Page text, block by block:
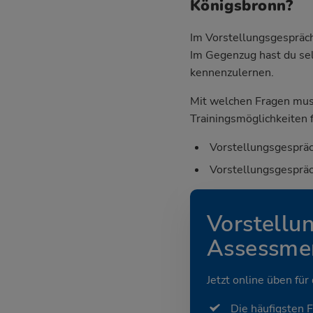
Königsbronn?
Im
Im Gegenzug hast du
kennenzulernen.
Mit welchen Fragen
Trainingsmöglichkeiten
Jetzt online üben für
Die häufigsten